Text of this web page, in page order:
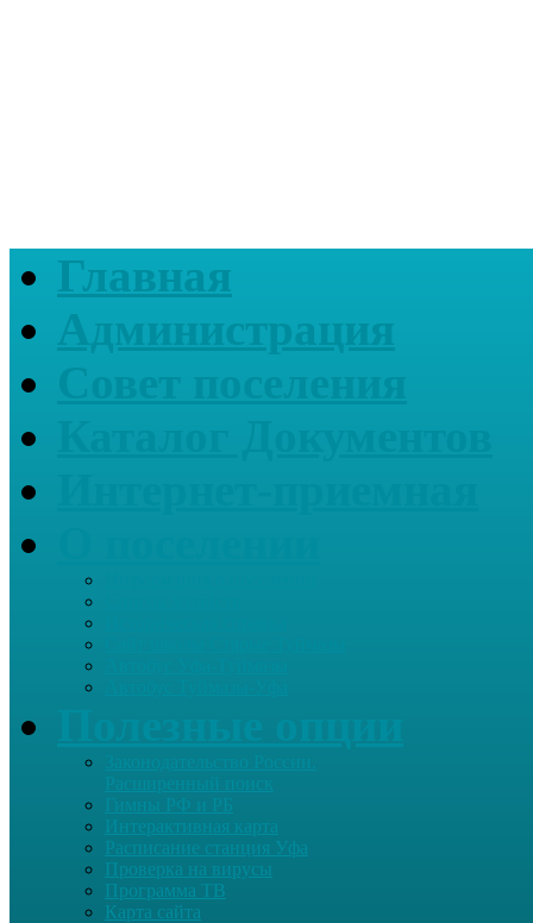
Главная
Администрация
Гимны РФ и РБ
Интерактивная карта
Расписание станция Уфа
Проверка на вирусы
Программа ТВ
Карта сайта